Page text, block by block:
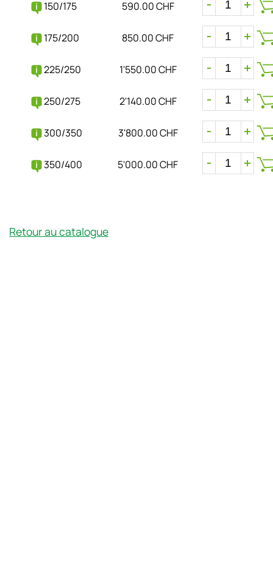
150/175 590.00 CHF
175/200 850.00 CHF
225/250 1'550.00 CHF
250/275 2'140.00 CHF
300/350 3'800.00 CHF
350/400 5'000.00 CHF
Retour au catalogue